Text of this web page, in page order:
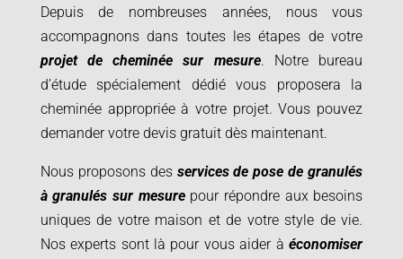
Depuis de nombreuses années, nous vous
accompagnons dans toutes les étapes de votre
projet de cheminée sur mesure. Notre bureau
d’étude spécialement dédié vous proposera la
cheminée appropriée à votre projet.Vous pouvez
demander votre devis gratuit dès maintenant.
Nous proposons des services de pose de granulés
à granulés sur mesurepour répondre aux besoins
uniques de votre maison et de votre style de vie.
Nos experts sont là pour vous aider àéconomiser